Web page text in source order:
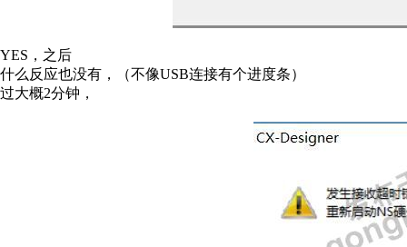
YES，之后
什么反应也没有，（不像USB连接有个进度条）
过大概2分钟，